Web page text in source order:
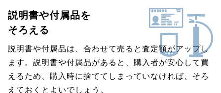
説明書や付属品を
そろえる
説明書や付属品は、合わせて売ると査定額がアップし
ます。説明書や付属品があると、購入者が安心して買
えるため、購入時に捨ててしまっていなければ、そろ
えておくとよいでしょう。